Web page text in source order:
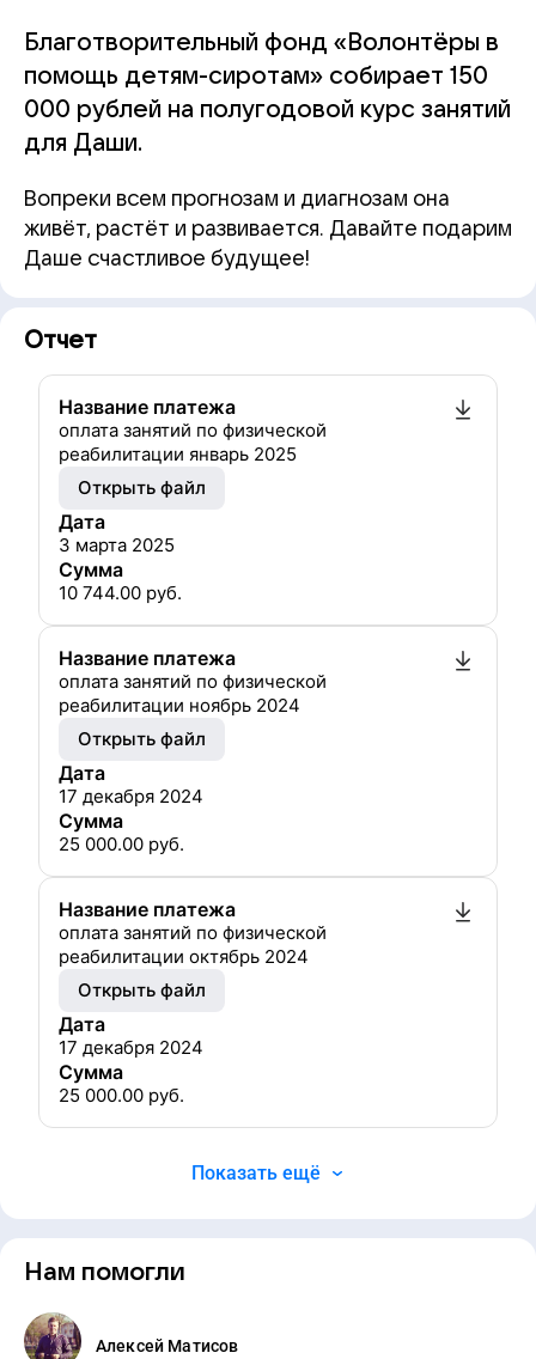
Благотворительный фонд «Волонтёры в
помощь детям-сиротам» собирает 150
000 рублей на полугодовой курс занятий
для Даши.
Вопреки всем прогнозам и диагнозам она
живёт, растёт и развивается. Давайте подарим
Даше счастливое будущее!
Отчет
Название платежа
оплата занятий по физической
реабилитации январь 2025
Открыть файл
Дата
3 марта 2025
Сумма
10 744.00 руб.
Название платежа
оплата занятий по физической
реабилитации ноябрь 2024
Открыть файл
Дата
17 декабря 2024
Сумма
25 000.00 руб.
Название платежа
оплата занятий по физической
реабилитации октябрь 2024
Открыть файл
Дата
17 декабря 2024
Сумма
25 000.00 руб.
Показать ещё
Нам помогли
Алексей Матисов